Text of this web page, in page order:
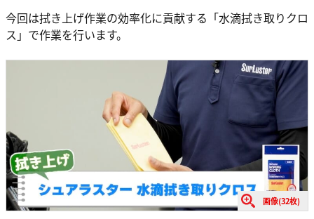
今回は拭き上げ作業の効率化に貢献する「水滴拭き取りクロ
ス」で作業を行います。
画像(32枚)